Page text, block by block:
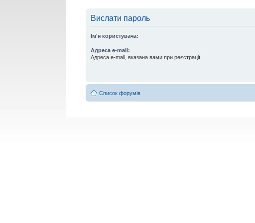
Вислати пароль
Ім'я користувача:
Адреса e-mail:
Адреса e-mail, вказана вами при реєстрації.
Список форумів